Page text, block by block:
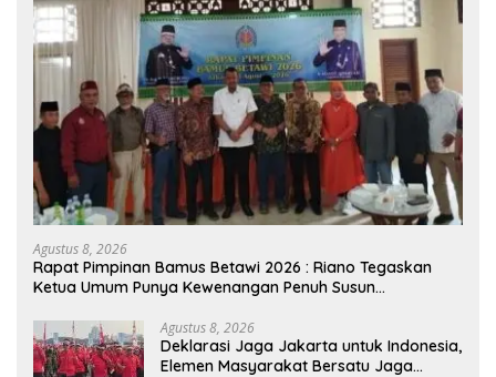
Agustus 8, 2026
Rapat Pimpinan Bamus Betawi 2026 : Riano Tegaskan
Ketua Umum Punya Kewenangan Penuh Susun
Agustus 8, 2026
Deklarasi Jaga Jakarta untuk Indonesia,
Elemen Masyarakat Bersatu Jaga